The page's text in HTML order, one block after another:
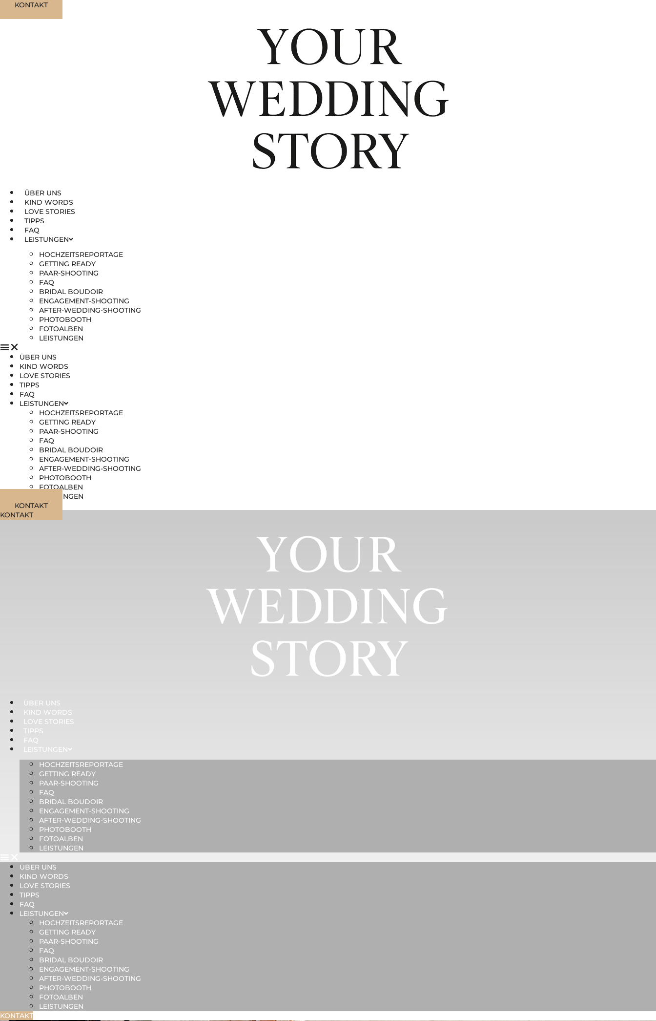
ZumKONTAKT
ÜBER UNS
KIND WORDS
LOVE STORIES
TIPPS
FAQ
LEISTUNGEN
HOCHZEITSREPORTAGE
GETTING READY
PAAR-SHOOTING
FAQ
BRIDAL BOUDOIR
ENGAGEMENT-SHOOTING
AFTER-WEDDING-SHOOTING
PHOTOBOOTH
FOTOALBEN
LEISTUNGEN
ÜBER UNS
KIND WORDS
LOVE STORIES
TIPPS
FAQ
LEISTUNGEN
HOCHZEITSREPORTAGE
GETTING READY
PAAR-SHOOTING
FAQ
BRIDAL BOUDOIR
ENGAGEMENT-SHOOTING
AFTER-WEDDING-SHOOTING
PHOTOBOOTH
FOTOALBEN
LEISTUNGEN
KONTAKT
KONTAKT
ÜBER UNS
KIND WORDS
LOVE STORIES
TIPPS
FAQ
LEISTUNGEN
HOCHZEITSREPORTAGE
GETTING READY
PAAR-SHOOTING
FAQ
BRIDAL BOUDOIR
ENGAGEMENT-SHOOTING
AFTER-WEDDING-SHOOTING
PHOTOBOOTH
FOTOALBEN
LEISTUNGEN
ÜBER UNS
KIND WORDS
LOVE STORIES
TIPPS
FAQ
LEISTUNGEN
HOCHZEITSREPORTAGE
GETTING READY
PAAR-SHOOTING
FAQ
BRIDAL BOUDOIR
ENGAGEMENT-SHOOTING
AFTER-WEDDING-SHOOTING
PHOTOBOOTH
FOTOALBEN
LEISTUNGEN
KONTAKT